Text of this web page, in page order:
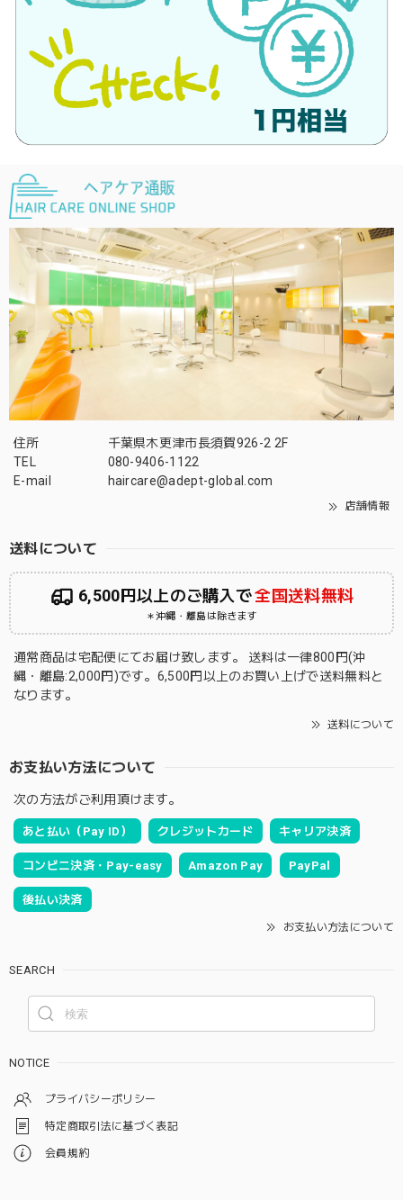
住所
千葉県木更津市長須賀926-2 2F
TEL
080-9406-1122
E-mail
haircare@adept-global.com
店舗情報
送料について
6,500円以上のご購入で全国送料無料
＊沖縄・離島は除きます
通常商品は宅配便にてお届け致します。 送料は一律800円(沖
縄・離島:2,000円)です。6,500円以上のお買い上げで送料無料と
なります。
送料について
お支払い方法について
次の方法がご利用頂けます。
あと払い（Pay ID） クレジットカード キャリア決済
コンビニ決済・Pay-easy Amazon Pay PayPal
後払い決済
お支払い方法について
SEARCH
NOTICE
プライバシーポリシー
特定商取引法に基づく表記
会員規約